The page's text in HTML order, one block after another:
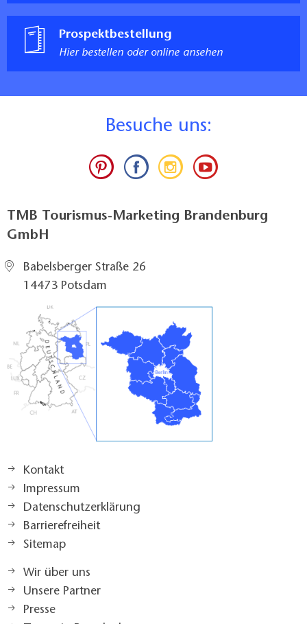
Prospektbestellung
Hier bestellen oder online ansehen
Besuche uns:
TMB Tourismus-Marketing Brandenburg
GmbH
Babelsberger Straße 26
14473 Potsdam
Kontakt
Impressum
Datenschutzerklärung
Barrierefreiheit
Sitemap
Wir über uns
Unsere Partner
Presse